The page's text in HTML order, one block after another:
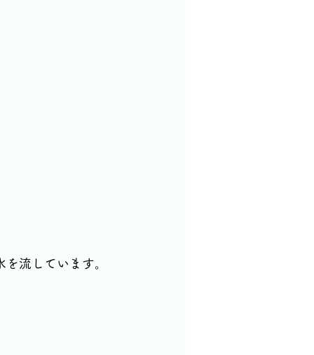
流しています。